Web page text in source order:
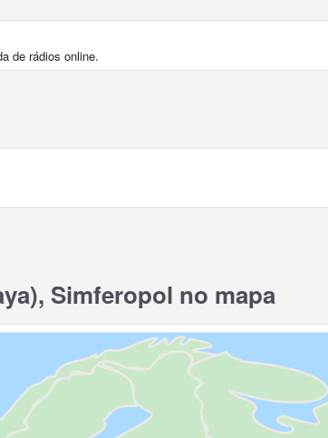
de rádios online.
Simferopol no mapa